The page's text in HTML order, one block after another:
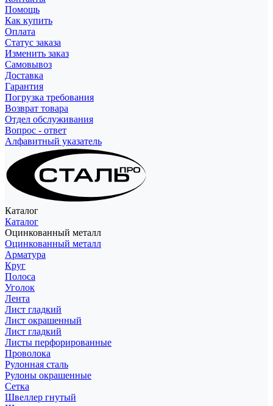
Помощь
Как купить
Оплата
Статус заказа
Изменить заказ
Самовывоз
Доставка
Гарантия
Погрузка требования
Возврат товара
Отдел обслуживания
Вопрос - ответ
Алфавитный указатель
Каталог
Каталог
Оцинкованный металл
Оцинкованный металл
Арматура
Круг
Полоса
Уголок
Лента
Лист гладкий
Лист окрашенный
Лист гладкий
Листы перфорированные
Проволока
Рулонная сталь
Рулоны окрашенные
Сетка
Швеллер гнутый